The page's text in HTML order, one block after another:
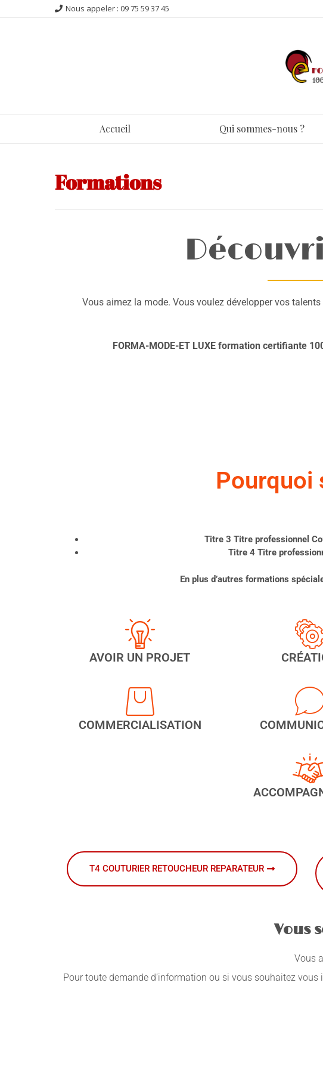
Nous appeler : 09 75 59 37 45
Accueil Qui sommes-nous ?
Formations
Vous aimez la mode. Vous voulez développer vos
FORMA-MODE-ET LUXE formation certifiante
Pourquoi
Titre 3 Titre professionnel
Titre 4 Titre
En plus d’autres formations
AVOIR UN PROJET
COMMERCIALISATION​
T4 COUTURIER RETOUCHEUR REPARATEUR
Vous
Vous
Pour toute demande d’information ou si vous souhaitez